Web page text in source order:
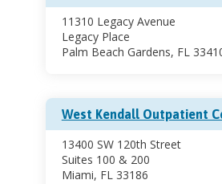
11310 Legacy Avenue
Legacy Place
Palm Beach Gardens, FL
West Kendall Outpatient
13400 SW 120th Street
Suites 100 & 200
Miami, FL 33186